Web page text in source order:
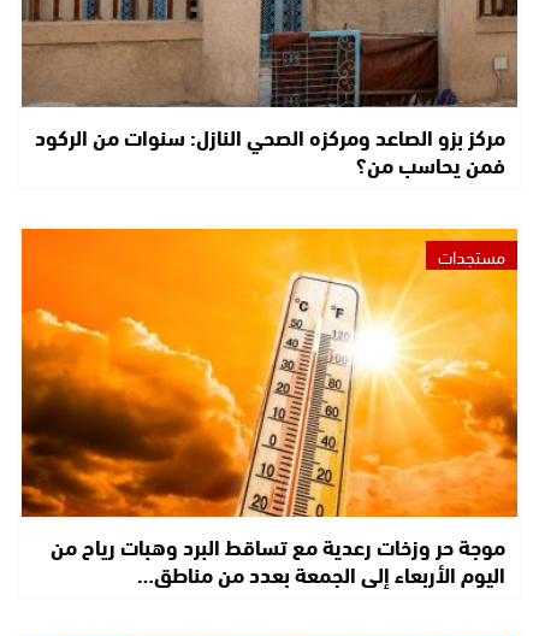
مركز بزو الصاعد ومركزه الصحي النازل: سنوات من الركود
فمن يحاسب من؟
مستجدات
موجة حر وزخات رعدية مع تساقط البرد وهبات رياح من
اليوم الأربعاء إلى الجمعة بعدد من مناطق…